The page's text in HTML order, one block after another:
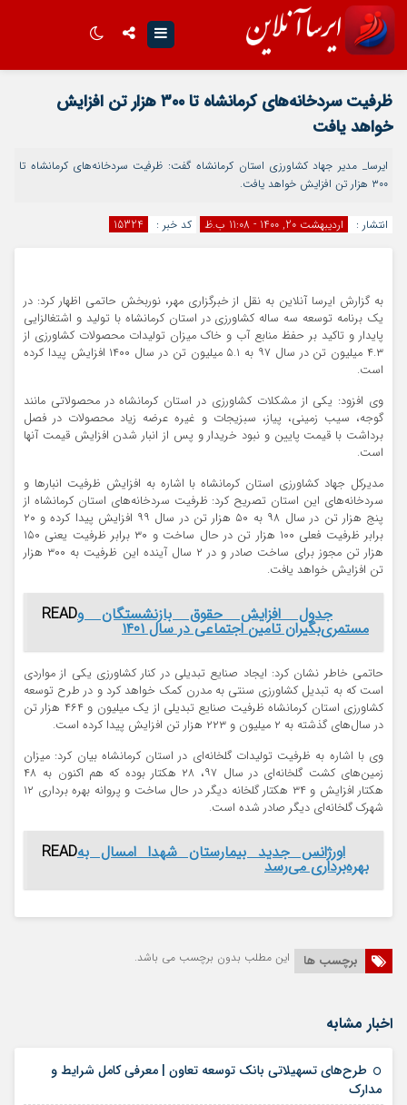
سروش
اپلیکیشن
ظرفیت سردخانه‌های کرمانشاه تا ۳۰۰ هزار تن افزایش
خواهد یافت
ایرسا_ مدیر جهاد کشاورزی استان کرمانشاه گفت: ظرفیت سردخانه‌های کرمانشاه تا
۳۰۰ هزار تن افزایش خواهد یافت.
انتشار : اردیبهشت 20, 1400 - 11:08 ب.ظ کد خبر : 15324
به گزارش ایرسا آنلاین به نقل از خبرگزاری مهر، نوربخش حاتمی اظهار کرد: در
یک برنامه توسعه سه ساله کشاورزی در استان کرمانشاه با تولید و اشتغالزایی
پایدار و تاکید بر حفظ منابع آب و خاک میزان تولیدات محصولات کشاورزی از
۴.۳ میلیون تن در سال ۹۷ به ۵.۱ میلیون تن در سال ۱۴۰۰ افزایش پیدا کرده
است.
وی افزود: یکی از مشکلات کشاورزی در استان کرمانشاه در محصولاتی مانند
گوجه، سیب زمینی، پیاز، سبزیجات و غیره عرضه زیاد محصولات در فصل
برداشت با قیمت پایین و نبود خریدار و پس از انبار شدن افزایش قیمت آنها
است.
مدیرکل جهاد کشاورزی استان کرمانشاه با اشاره به افزایش ظرفیت انبارها و
سردخانه‌های این استان تصریح کرد: ظرفیت سردخانه‌های استان کرمانشاه از
پنج هزار تن در سال ۹۸ به ۵۰ هزار تن در سال ۹۹ افزایش پیدا کرده و ۲۰
برابر ظرفیت فعلی ۱۰۰ هزار تن در حال ساخت و ۳۰ برابر ظرفیت یعنی ۱۵۰
هزار تن مجوز برای ساخت صادر و در ۲ سال آینده این ظرفیت به ۳۰۰ هزار
تن افزایش خواهد یافت.
READجدول افزایش حقوق بازنشستگان و
مستمری‌بگیران تامین اجتماعی در سال ۱۴۰۱
حاتمی خاطر نشان کرد: ایجاد صنایع تبدیلی در کنار کشاورزی یکی از مواردی
است که به تبدیل کشاورزی سنتی به مدرن کمک خواهد کرد و در طرح توسعه
کشاورزی استان کرمانشاه ظرفیت صنایع تبدیلی از یک میلیون و ۴۶۴ هزار تن
در سال‌های گذشته به ۲ میلیون و ۲۲۳ هزار تن افزایش پیدا کرده است.
وی با اشاره به ظرفیت تولیدات گلخانه‌ای در استان کرمانشاه بیان کرد: میزان
زمین‌های کشت گلخانه‌ای در سال ۹۷، ۲۸ هکتار بوده که هم اکنون به ۴۸
هکتار افزایش و ۳۴ هکتار گلخانه دیگر در حال ساخت و پروانه بهره برداری ۱۲
شهرک گلخانه‌ای دیگر صادر شده است.
READاورژانس جدید بیمارستان شهدا امسال به
بهره‌برداری می‌رسد
برچسب ها این مطلب بدون برچسب می باشد.
اخبار مشابه
طرح‌های تسهیلاتی بانک توسعه تعاون | معرفی کامل شرایط و
مدارک